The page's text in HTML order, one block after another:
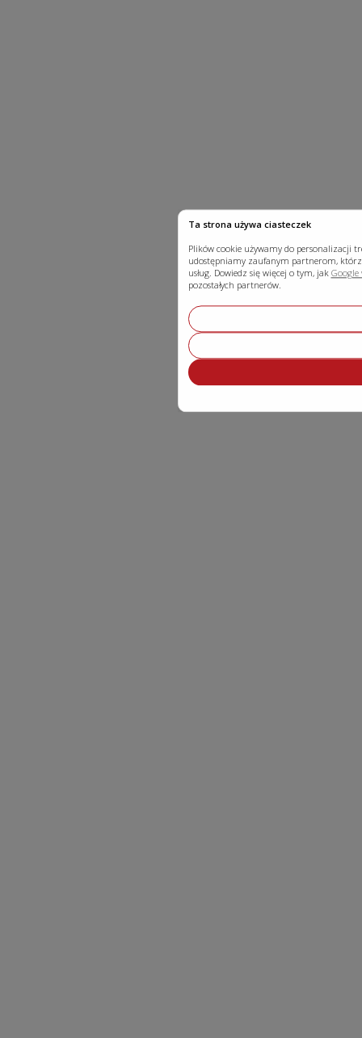
Ta strona używa ciasteczek
Plików cookie używamy do personalizacji
udostępniamy zaufanym partnerom,
usług. Dowiedz się więcej o tym, jak Google
pozostałych partnerów.